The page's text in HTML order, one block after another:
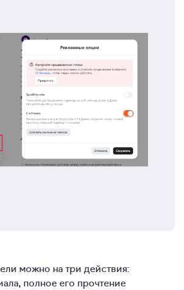
можно на три действия:
полное его прочтение